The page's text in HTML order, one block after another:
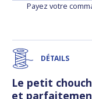
Payez votre
DÉTAILS
Le petit
et